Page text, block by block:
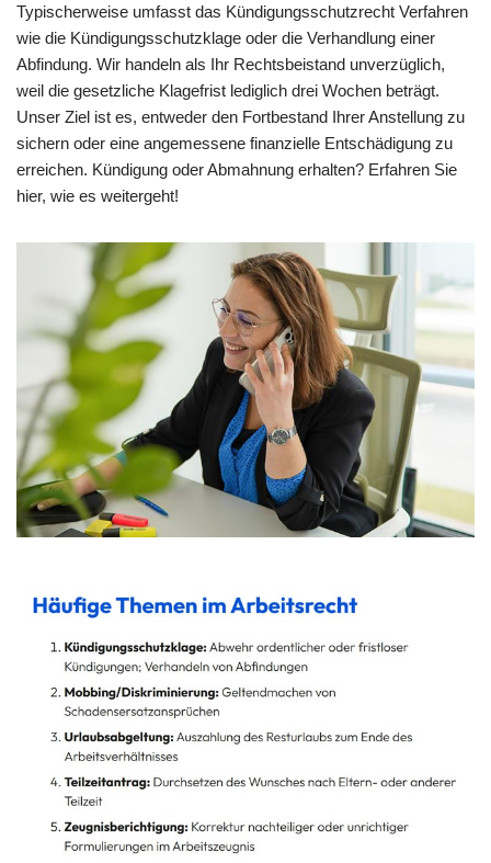
Typischerweise umfasst das Kündigungsschutzrecht Verfahren
wie die Kündigungsschutzklage oder die Verhandlung einer
Abfindung. Wir handeln als Ihr Rechtsbeistand unverzüglich,
weil die gesetzliche Klagefrist lediglich drei Wochen beträgt.
Unser Ziel ist es, entweder den Fortbestand Ihrer Anstellung zu
sichern oder eine angemessene finanzielle Entschädigung zu
erreichen. Kündigung oder Abmahnung erhalten? Erfahren Sie
hier, wie es weitergeht!